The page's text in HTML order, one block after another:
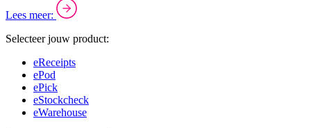
Lees meer:
Selecteer jouw product:
eReceipts
ePod
ePick
eStockcheck
eWarehouse